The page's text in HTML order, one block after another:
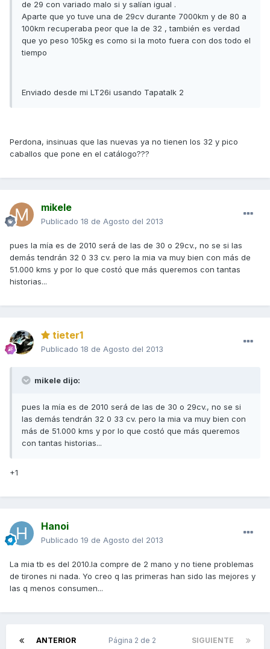
de 29 con variado malo si y salían igual .
Aparte que yo tuve una de 29cv durante 7000km y de 80 a
100km recuperaba peor que la de 32 , también es verdad
que yo peso 105kg es como si la moto fuera con dos todo el
tiempo
Enviado desde mi LT26i usando Tapatalk 2
Perdona, insinuas que las nuevas ya no tienen los 32 y pico
caballos que pone en el catálogo???
mikele
Publicado 18 de Agosto del 2013
pues la mía es de 2010 será de las de 30 o 29cv., no se si las
demás tendrán 32 0 33 cv. pero la mia va muy bien con más de
51.000 kms y por lo que costó que más queremos con tantas
historias...
tieter1
Publicado 18 de Agosto del 2013
mikele dijo:
pues la mía es de 2010 será de las de 30 o 29cv., no se si
las demás tendrán 32 0 33 cv. pero la mia va muy bien con
más de 51.000 kms y por lo que costó que más queremos
con tantas historias...
+1
Hanoi
Publicado 19 de Agosto del 2013
La mia tb es del 2010.la compre de 2 mano y no tiene problemas
de tirones ni nada. Yo creo q las primeras han sido las mejores y
las q menos consumen...
ANTERIOR SIGUIENTE
Página 2 de 2